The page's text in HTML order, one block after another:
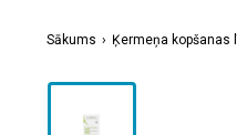
Sākums Ķermeņa kopšanas